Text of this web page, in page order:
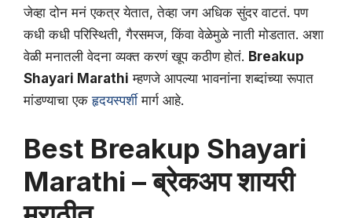
जेव्हा दोन मनं एकत्र येतात, तेव्हा जग अधिक सुंदर वाटतं. पण
कधी कधी परिस्थिती, गैरसमज, किंवा वेळेमुळे नाती मोडतात. अशा
वेळी मनातली वेदना व्यक्त करणं खूप कठीण होतं. Breakup
Shayari Marathi म्हणजे आपल्या भावनांना शब्दांच्या रूपात
मांडण्याचा एकहृदयस्पर्शी मार्ग आहे.
Best Breakup Shayari
Marathi – ब्रेकअप शायरी